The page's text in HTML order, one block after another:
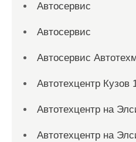
Автосервис
Автосервис
Автосервис
Автотехцентр Кузов
Автотехцентр на
Автотехцентр на